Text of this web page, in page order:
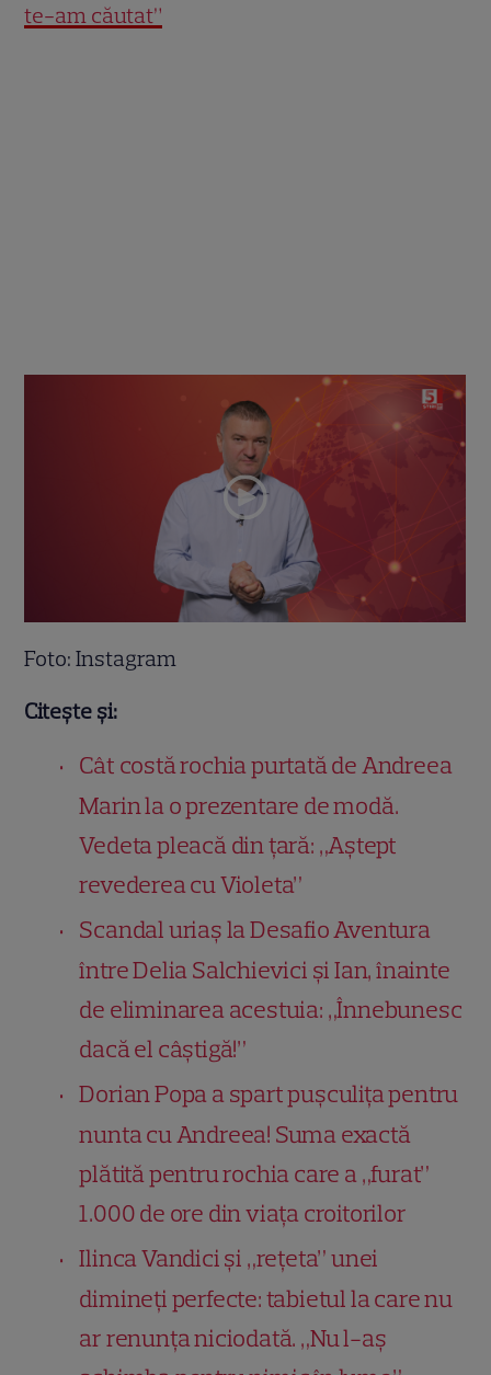
te-am căutat”
Foto: Instagram
Citește și:
Cât costă rochia purtată de Andreea
Marin la o prezentare de modă.
Vedeta pleacă din țară: „Aștept
revederea cu Violeta”
Scandal uriaș la Desafio Aventura
între Delia Salchievici și Ian, înainte
de eliminarea acestuia: „Înnebunesc
dacă el câștigă!”
Dorian Popa a spart pușculița pentru
nunta cu Andreea! Suma exactă
plătită pentru rochia care a „furat”
1.000 de ore din viața croitorilor
Ilinca Vandici și „rețeta” unei
dimineți perfecte: tabietul la care nu
ar renunța niciodată. „Nu l-aș